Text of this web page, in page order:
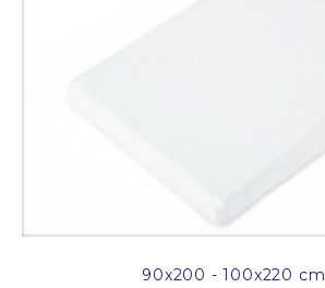
90x200 - 100x220 cm